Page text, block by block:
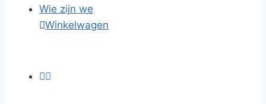
Wie zijn we
Winkelwagen
